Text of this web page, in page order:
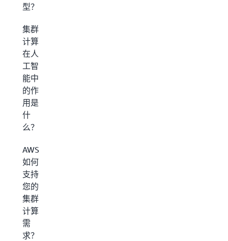
型？
集群
计算
在人
工智
能中
的作
用是
什
么？
AWS
如何
支持
您的
集群
计算
需
求？